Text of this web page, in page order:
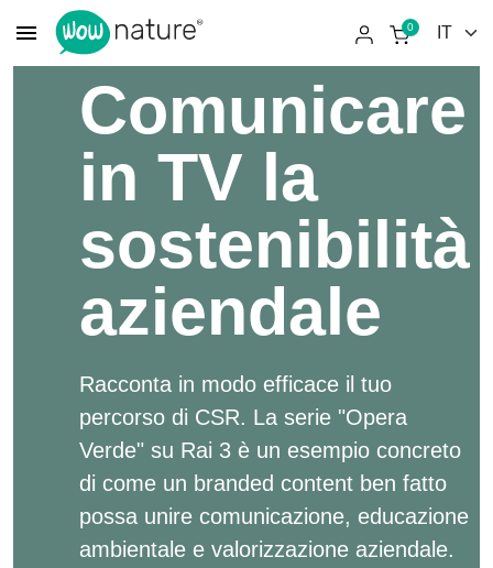
menu 0
Comunicare
in TV la
sostenibilità
aziendale
Racconta in modo efficace il tuo
percorso di CSR. La serie "Opera
Verde" su Rai 3 è un esempio concreto
di come un branded content ben fatto
possa unire comunicazione, educazione
ambientale e valorizzazione aziendale.